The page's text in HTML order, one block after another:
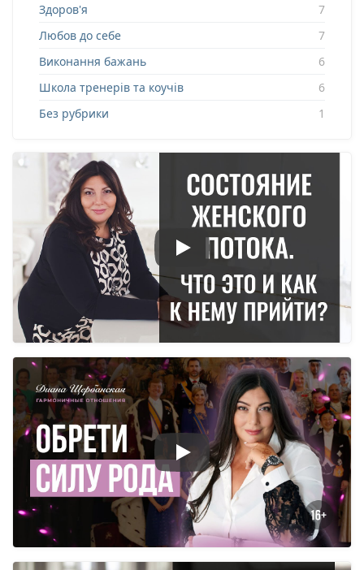
Здоров'я
7
Любов до себе
7
Виконання бажань
6
Школа тренерів та коучів
6
Без рубрики
1